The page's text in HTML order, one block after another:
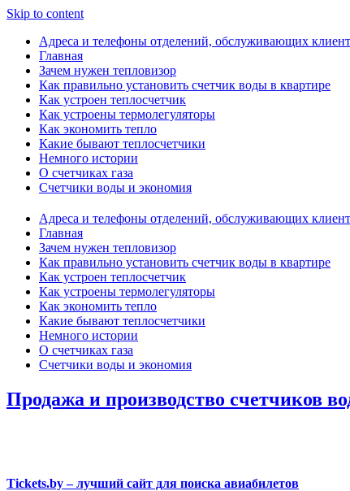
Skip to content
Адреса и телефоны отделений, обслуживающих
Главная
Зачем нужен тепловизор
Как правильно установить счетчик воды в квартире
Как устроен теплосчетчик
Как устроены термолегуляторы
Как экономить тепло
Какие бывают теплосчетчики
Немного истории
О счетчиках газа
Счетчики воды и экономия
Адреса и телефоны отделений, обслуживающих
Главная
Зачем нужен тепловизор
Как правильно установить счетчик воды в квартире
Как устроен теплосчетчик
Как устроены термолегуляторы
Как экономить тепло
Какие бывают теплосчетчики
Немного истории
О счетчиках газа
Счетчики воды и экономия
Продажа и производство счетчиков
Tickets.by – лучший сайт для поиска авиабилетов